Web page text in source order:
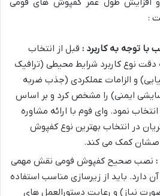
:
با توجه به کاربرد : قبل از انتخاب
نوع کاربرد شرایط محیطی (ترافیک
و الزامات عملکردی (جذب ضربه
ایمنی) را مشخص کرد و بر اساس
نمود. وای فوم با ارائه مشاوره
در انتخاب بهترین نوع کفپوش
کمک می کند.
نصب صحیح کفپوش فومی نقش مهمی
دارد. باید از زیرسازی مناسب استفاده
نیاز) و رعایت دستورالعمل های